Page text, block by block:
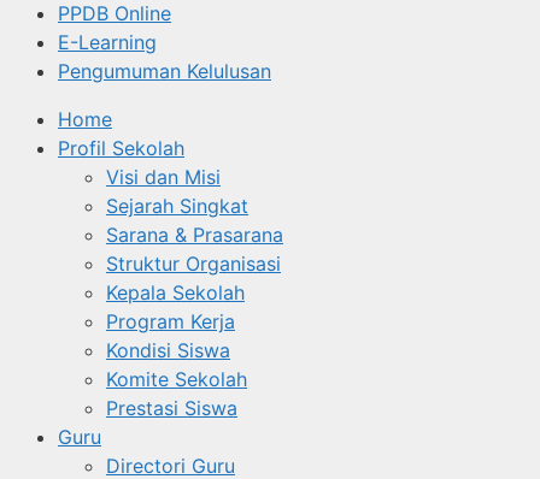
PPDB Online
E-Learning
Pengumuman Kelulusan
Home
Profil Sekolah
Visi dan Misi
Sejarah Singkat
Sarana & Prasarana
Struktur Organisasi
Kepala Sekolah
Program Kerja
Kondisi Siswa
Komite Sekolah
Prestasi Siswa
Guru
Directori Guru